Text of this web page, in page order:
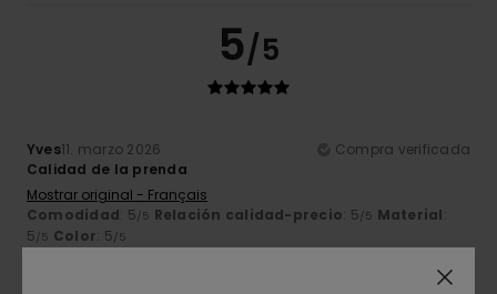
5/5
Yves11. marzo 2026
Compra verificada
Calidad de la prenda
Mostrar original - Français
Comodidad: 5/5 Relación calidad-precio: 5/5 Material:
5/5 Color: 5/5